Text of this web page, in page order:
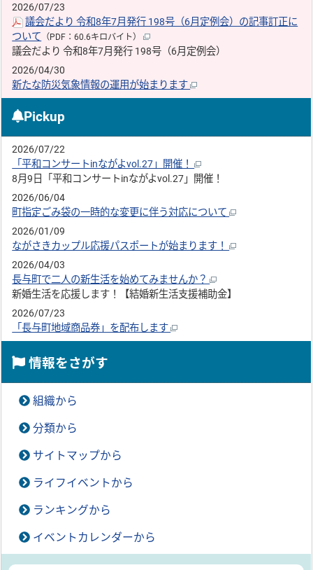
2026/07/23
議会だより 令和8年7月発行 198号（6月定例会）の記事訂正に
ついて （PDF：60.6キロバイト）
議会だより 令和8年7月発行 198号（6月定例会）
2026/04/30
新たな防災気象情報の運用が始まります
Pickup
2026/07/22
「平和コンサートinながよvol.27」開催！
8月9日「平和コンサートinながよvol.27」開催！
2026/06/04
町指定ごみ袋の一時的な変更に伴う対応について
2026/01/09
ながさきカップル応援パスポートが始まります！
2026/04/03
長与町で二人の新生活を始めてみませんか？
新婚生活を応援します！【結婚新生活支援補助金】
2026/07/23
「長与町地域商品券」を配布します
情報をさがす
組織から
分類から
サイトマップから
ライフイベントから
ランキングから
イベントカレンダーから